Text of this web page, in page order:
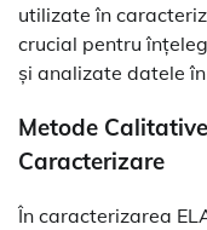
utilizate în
crucial pentru
și analizate datele
Metode
Caracterizare
În caracterizarea